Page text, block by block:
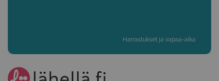
Harrastukset ja vapaa-aika